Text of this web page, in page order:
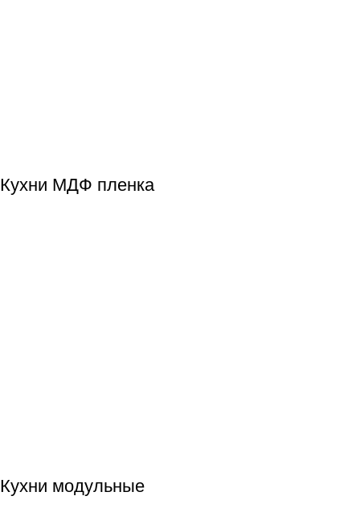
Кухни МДФ пленка
Кухни модульные